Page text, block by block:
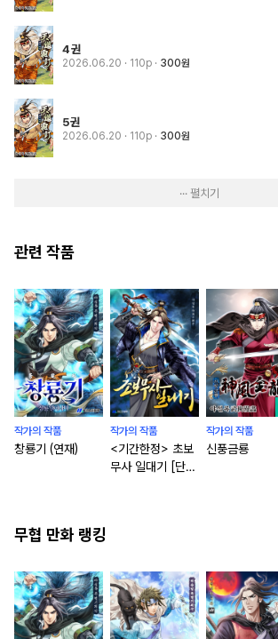
4권
2026.06.20 · 110p 300원
5권
2026.06.20 · 110p 300원
··· 펼치기
관련 작품
작가의 작품
창룡기 (연재)
작가의 작품
<기간한정> 초보
무사 일대기 [단행
작가의 작품
신풍금룡
무협 만화 랭킹